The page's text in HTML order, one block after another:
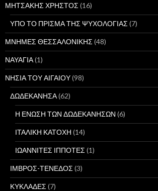
ΜΗΤΣΑΚΗΣ ΧΡΗΣΤΟΣ (16)
ΥΠΟ ΤΟ ΠΡΙΣΜΑ ΤΗΣ ΨΥΧΟΛΟΓΙΑΣ (7)
ΜΝΗΜΕΣ ΘΕΣΣΑΛΟΝΙΚΗΣ (48)
ΝΑΥΑΓΙΑ(1)
ΝΗΣΙΑ ΤΟΥ ΑΙΓΑΙΟΥ(98)
ΔΩΔΕΚΑΝΗΣΑ(62)
Η ΕΝΩΣΗ ΤΩΝ ΔΩΔΕΚΑΝΗΣΩΝ (6)
ΙΤΑΛΙΚΗ ΚΑΤΟΧΗ (14)
ΙΩΑΝΝΙΤΕΣ ΙΠΠΟΤΕΣ (1)
ΙΜΒΡΟΣ-ΤΕΝΕΔΟΣ (3)
ΚΥΚΛΑΔΕΣ (7)